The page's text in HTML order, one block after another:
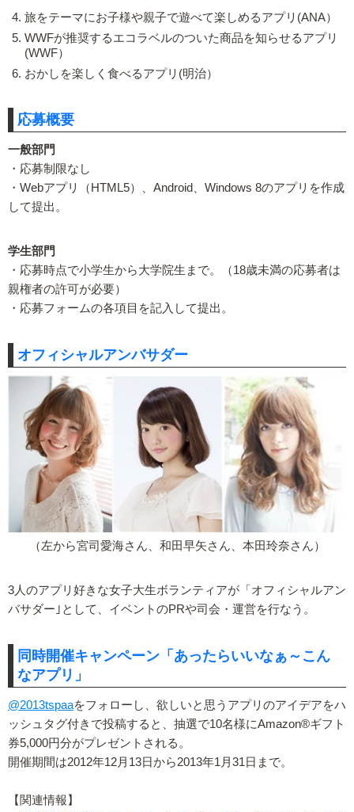
旅をテーマにお子様や親子で遊べて楽しめるアプリ(ANA）
WWFが推奨するエコラベルのついた商品を知らせるアプリ
(WWF）
おかしを楽しく食べるアプリ(明治）
応募概要
一般部門
・応募制限なし
・Webアプリ（HTML5）、Android、Windows 8のアプリを作成
して提出。
学生部門
・応募時点で小学生から大学院生まで。（18歳未満の応募者は
親権者の許可が必要）
・応募フォームの各項目を記入して提出。
オフィシャルアンバサダー
（左から宮司愛海さん、和田早矢さん、本田玲奈さん）
3人のアプリ好きな女子大生ボランティアが「オフィシャルアン
バサダー｣として、イベントのPRや司会・運営を行なう。
同時開催キャンペーン「あったらいいなぁ～こん
なアプリ」
@2013tspaaをフォローし、欲しいと思うアプリのアイデアをハ
ッシュタグ付きで投稿すると、抽選で10名様にAmazon®ギフト
券5,000円分がプレゼントされる。
開催期間は2012年12月13日から2013年1月31日まで。
【関連情報】